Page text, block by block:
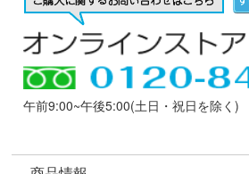
午前9:00~午後5:00(土日・祝日を除く)